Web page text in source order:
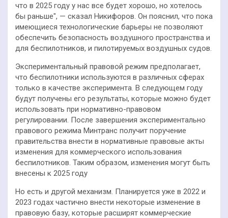
что в 2025 году у нас все будет хорошо, но хотелось
бы раньше", — сказал Никифоров. Он пояснил, что пока
имеющиеся технологические барьеры не позволяют
обеспечить безопасность воздушного пространства и
для беспилотников, и пилотируемых воздушных судов.
Экспериментальный правовой режим предполагает,
что беспилотники используются в различных сферах
только в качестве эксперимента. В следующем году
будут получены его результаты, которые можно будет
использовать при нормативно-правовом
регулировании. После завершения экспериментально
правового режима Минтранс получит поручение
правительства внести в нормативные правовые акты
изменения для коммерческого использования
беспилотников. Таким образом, изменения могут быть
внесены к 2025 году
Но есть и другой механизм. Планируется уже в 2022 и
2023 годах частично внести некоторые изменение в
правовую базу, которые расширят коммерческие